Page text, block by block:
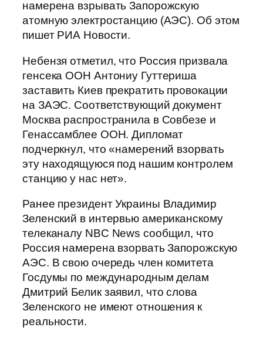
намерена взрывать Запорожскую
атомную электростанцию (АЭС). Об этом
пишет РИА Новости.
Небензя отметил, что Россия призвала
генсека ООН Антониу Гуттериша
заставить Киев прекратить провокации
на ЗАЭС. Соответствующий документ
Москва распространила в Совбезе и
Генассамблее ООН. Дипломат
подчеркнул, что «намерений взорвать
эту находящуюся под нашим контролем
станцию у нас нет».
Ранее президент Украины Владимир
Зеленский в интервью американскому
телеканалу NBC News сообщил, что
Россия намерена взорвать Запорожскую
АЭС. В свою очередь член комитета
Госдумы по международным делам
Дмитрий Белик заявил, что слова
Зеленского не имеют отношения к
реальности.